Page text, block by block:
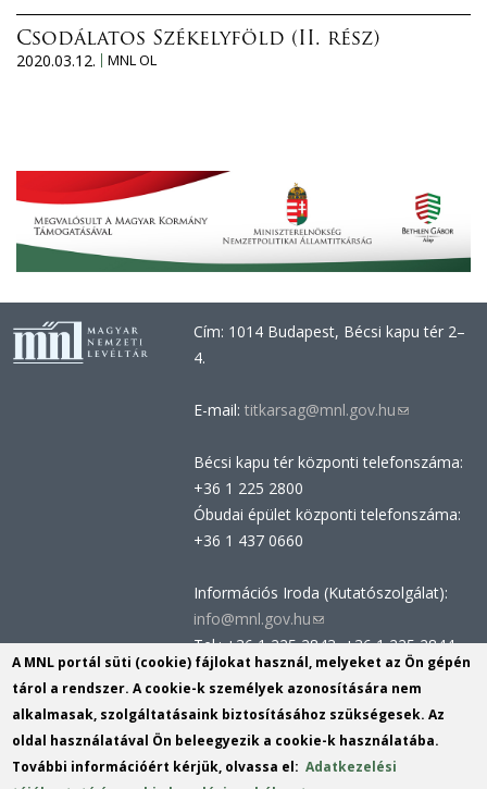
Csodálatos Székelyföld (II. rész)
2020.03.12.
MNL OL
Cím: 1014 Budapest, Bécsi kapu tér 2–
4.
E-mail: titkarsag@mnl.gov.hu(link
e-
Bécsi kapu tér központi telefonszáma:
+36 1 225 2800
Óbudai épület központi telefonszáma:
+36 1 437 0660
Információs Iroda (Kutatószolgálat):
info@mnl.gov.hu(link
sends
e-
mail)
Tel.: +36 1 225 2843, +36 1 225 2844
Postacím: 1014 Budapest, Bécsi kapu
tér 2-4.
Felnőttképzési nyilvántartási szám:
B/2020/002162
A MNL portál süti (cookie) fájlokat használ, melyeket az Ön gépén
tárol a rendszer. A cookie-k személyek azonosítására nem
alkalmasak, szolgáltatásaink biztosításához szükségesek. Az
oldal használatával Ön beleegyezik a cookie-k használatába.
További információért kérjük, olvassa el:Adatkezelési